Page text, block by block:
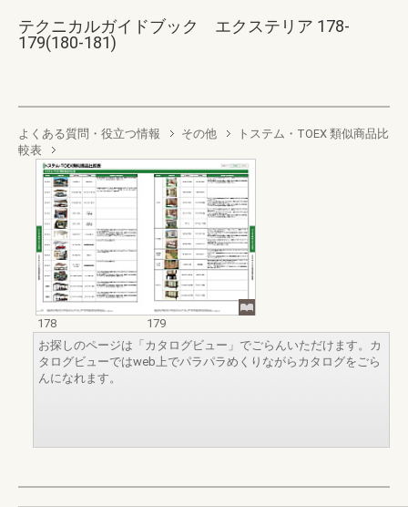
テクニカルガイドブック エクステリア 178-
179(180-181)
よくある質問・役立つ情報 その他
トステム・TOEX 類似商品比
較表
178
179
お探しのページは「カタログビュー」でごらんいただけます。カ
タログビューではweb上でパラパラめくりながらカタログをごら
んになれます。